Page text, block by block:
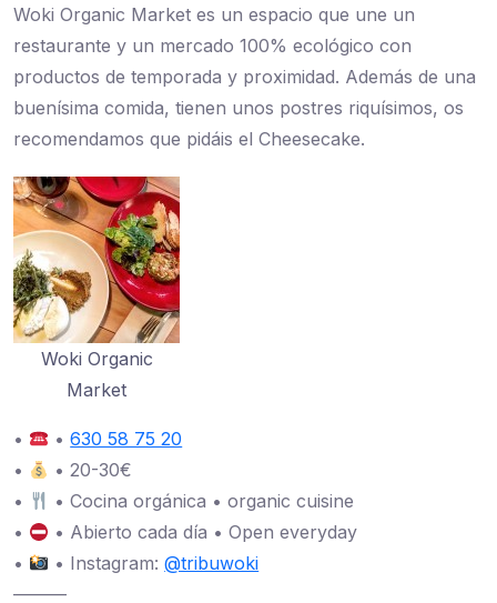
Woki Organic Market es un espacio que une un
restaurante y un mercado 100% ecológico con
productos de temporada y proximidad. Además de una
buenísima comida, tienen unos postres riquísimos, os
recomendamos que pidáis el Cheesecake.
Woki Organic
Market
• •630 58 75 20
•
• 20-30€
•
• Cocina orgánica • organic cuisine
•
• Abierto cada día • Open everyday
•
• Instagram:@tribuwoki
———